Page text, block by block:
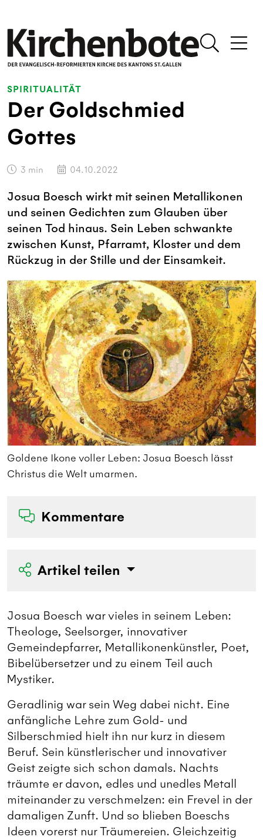
SPIRITUALITÄT
Der Goldschmied
Gottes
3 min 04.10.2022
Josua Boesch wirkt mit seinen Metallikonen
und seinen Gedichten zum Glauben über
seinen Tod hinaus. Sein Leben schwankte
zwischen Kunst, Pfarramt, Kloster und dem
Rückzug in der Stille und der Einsamkeit.
Goldene Ikone voller Leben: Josua Boesch lässt
Christus die Welt umarmen.
Kommentare
Artikel teilen
Josua Boesch war vieles in seinem Leben:
Theologe, Seelsorger, innovativer
Gemeindepfarrer, Metallikonenkünstler, Poet,
Bibelübersetzer und zu einem Teil auch
Mystiker.
Geradlinig war sein Weg dabei nicht. Eine
anfängliche Lehre zum Gold- und
Silberschmied hielt ihn nur kurz in diesem
Beruf. Sein künstlerischer und innovativer
Geist zeigte sich schon damals. Nachts
träumte er davon, edles und unedles Metall
miteinander zu verschmelzen: ein Frevel in der
damaligen Zunft. Und so blieben Boeschs
Ideen vorerst nur Träumereien. Gleichzeitig